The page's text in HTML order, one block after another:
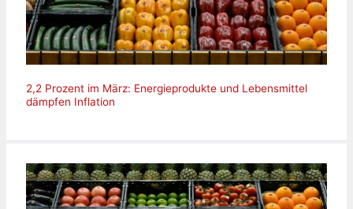
2,2 Prozent im März: Energieprodukte und Lebensmittel
dämpfen Inflation